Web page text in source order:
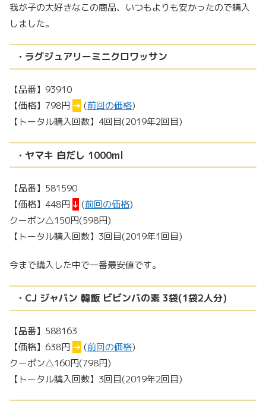
我が子の大好きなこの商品、いつもよりも安かったので購入
しました。
・ラグジュアリーミニクロワッサン
【品番】93910
【価格】798円 → (前回の価格)
【トータル購入回数】4回目(2019年2回目)
・ヤマキ 白だし 1000ml
【品番】581590
【価格】448円 ↓ (前回の価格)
クーポン△150円(598円)
【トータル購入回数】3回目(2019年1回目)
今まで購入した中で一番最安値です。
・CJ ジャパン 韓飯 ビビンバの素 3袋(1袋2人分)
【品番】588163
【価格】638円 → (前回の価格)
クーポン△160円(798円)
【トータル購入回数】3回目(2019年2回目)